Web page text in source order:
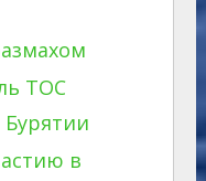
ТОС
в